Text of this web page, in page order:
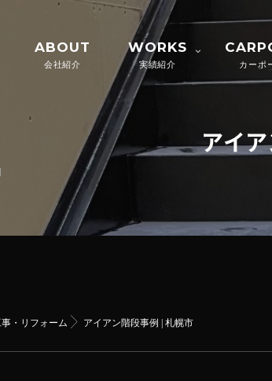
ABOUT
会社紹介
WORKS
実績紹介 カーポ
アイア
・リフォーム アイアン階段事例 | 札幌市